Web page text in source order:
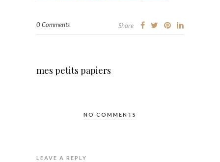
0 Comments Share
mes petits papiers
NO COMMENTS
LEAVE A REPLY